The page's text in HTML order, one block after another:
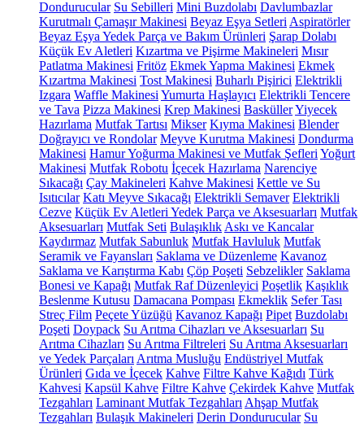
Dondurucular Su Sebilleri Mini Buzdolabı Davlumbazlar
Kurutmalı Çamaşır Makinesi Beyaz Eşya Setleri Aspiratörler
Beyaz Eşya Yedek Parça ve Bakım Ürünleri Şarap Dolabı
Küçük Ev Aletleri Kızartma ve Pişirme Makineleri Mısır
Patlatma Makinesi Fritöz Ekmek Yapma Makinesi Ekmek
Kızartma Makinesi Tost Makinesi Buharlı Pişirici Elektrikli
Izgara Waffle Makinesi Yumurta Haşlayıcı Elektrikli Tencere
ve Tava Pizza Makinesi Krep Makinesi BasküllerYiyecek
Hazırlama Mutfak Tartısı Mikser Kıyma Makinesi Blender
Doğrayıcı ve Rondolar Meyve Kurutma Makinesi Dondurma
Makinesi Hamur Yoğurma Makinesi ve Mutfak Şefleri Yoğurt
Makinesi Mutfak Robotu İçecek Hazırlama Narenciye
Sıkacağı Çay Makineleri Kahve Makinesi Kettle ve Su
Isıtıcılar Katı Meyve Sıkacağı Elektrikli Semaver Elektrikli
Cezve Küçük Ev Aletleri Yedek Parça ve Aksesuarları Mutfak
Aksesuarları Mutfak Seti Bulaşıklık Askı ve Kancalar
Kaydırmaz Mutfak Sabunluk Mutfak Havluluk Mutfak
Seramik ve Fayansları Saklama ve Düzenleme Kavanoz
Saklama ve Karıştırma Kabı Çöp Poşeti Sebzelikler Saklama
Bonesi ve Kapağı Mutfak Raf Düzenleyici Poşetlik Kaşıklık
Beslenme Kutusu Damacana Pompası Ekmeklik Sefer Tası
Streç Film Peçete Yüzüğü Kavanoz Kapağı Pipet Buzdolabı
Poşeti Doypack Su Arıtma Cihazları ve Aksesuarları Su
Arıtma Cihazları Su Arıtma Filtreleri Su Arıtma Aksesuarları
ve Yedek Parçaları Arıtma Musluğu Endüstriyel Mutfak
Ürünleri Gıda ve İçecek Kahve Filtre Kahve Kağıdı Türk
Kahvesi Kapsül Kahve Filtre Kahve Çekirdek Kahve Mutfak
Tezgahları Laminant Mutfak Tezgahları Ahşap Mutfak
Tezgahları Bulaşık Makineleri Derin Dondurucular Su